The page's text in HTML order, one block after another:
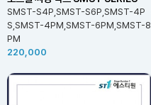
SMST-S4P,SMST-S6P,SMST-4P
S,SMST-4PM,SMST-6PM,SMST-8
PM
220,000